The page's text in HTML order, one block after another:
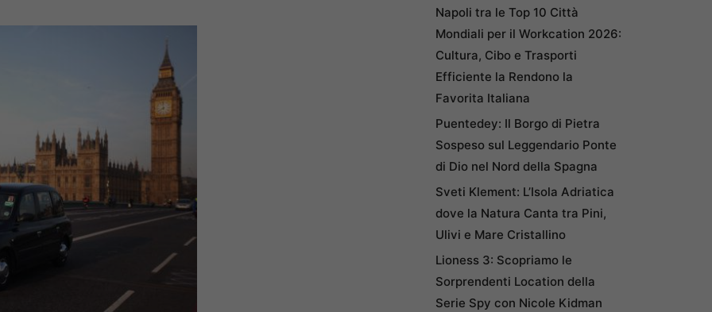
Napoli tra le Top 10 Città
Mondiali per il Workcation 2026:
Cultura, Cibo e Trasporti
Efficiente la Rendono la
Favorita Italiana
Puentedey: Il Borgo di Pietra
Sospeso sul Leggendario Ponte
di Dio nel Nord della Spagna
Sveti Klement: L’Isola Adriatica
dove la Natura Canta tra Pini,
Ulivi e Mare Cristallino
Lioness 3: Scopriamo le
Sorprendenti Location della
Serie Spy con Nicole Kidman